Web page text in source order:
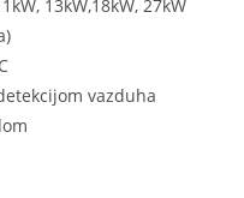
13kW,18kW, 27kW
vazduha